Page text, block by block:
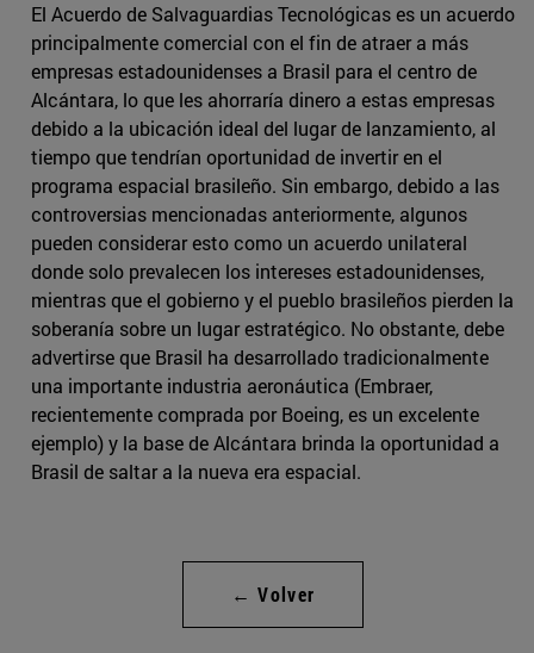
El Acuerdo de Salvaguardias Tecnológicas es un acuerdo
principalmente comercial con el fin de atraer a más
empresas estadounidenses a Brasil para el centro de
Alcántara, lo que les ahorraría dinero a estas empresas
debido a la ubicación ideal del lugar de lanzamiento, al
tiempo que tendrían oportunidad de invertir en el
programa espacial brasileño. Sin embargo, debido a las
controversias mencionadas anteriormente, algunos
pueden considerar esto como un acuerdo unilateral
donde solo prevalecen los intereses estadounidenses,
mientras que el gobierno y el pueblo brasileños pierden la
soberanía sobre un lugar estratégico. No obstante, debe
advertirse que Brasil ha desarrollado tradicionalmente
una importante industria aeronáutica (Embraer,
recientemente comprada por Boeing, es un excelente
ejemplo) y la base de Alcántara brinda la oportunidad a
Brasil de saltar a la nueva era espacial.
← Volver